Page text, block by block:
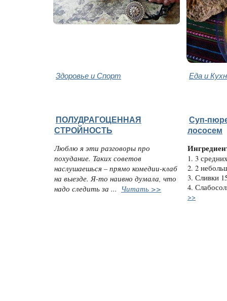
Здоровье и Спорт Еда и
ПОЛУДРАГОЦЕННАЯ
СТРОЙНОСТЬ
Люблю я эти разговоры про
похудание. Таких советов
наслушаешься – прямо комедии-клаб
на выезде. Я-то наивно думала, что
надо следить за ... Читать >>
Суп-
лососем
1. 3
2. 2
3. Сливки
4.
>>